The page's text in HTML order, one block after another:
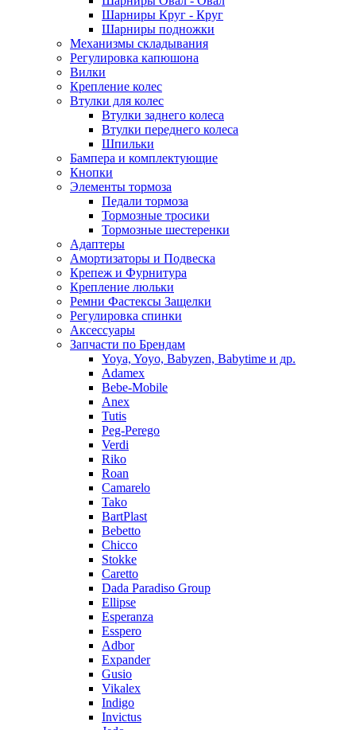
Шарниры Круг - Круг
Шарниры подножки
Механизмы складывания
Регулировка капюшона
Вилки
Крепление колес
Втулки для колес
Втулки заднего колеса
Втулки переднего колеса
Шпильки
Бампера и комплектующие
Кнопки
Элементы тормоза
Педали тормоза
Тормозные тросики
Тормозные шестеренки
Адаптеры
Амортизаторы и Подвеска
Крепеж и Фурнитура
Крепление люльки
Ремни Фастексы Защелки
Регулировка спинки
Аксессуары
Запчасти по Брендам
Yoya, Yoyo, Babyzen, Babytime и др.
Adamex
Bebe-Mobile
Anex
Tutis
Peg-Perego
Verdi
Riko
Roan
Camarelo
Tako
BartPlast
Bebetto
Chicco
Stokke
Caretto
Dada Paradiso Group
Ellipse
Esperanza
Esspero
Adbor
Expander
Gusio
Vikalex
Indigo
Invictus